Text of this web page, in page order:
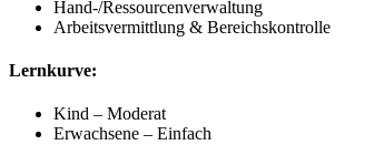
Hand-/Ressourcenverwaltung
Arbeitsvermittlung & Bereichskontrolle
Lernkurve:
Kind – Moderat
Erwachsene – Einfach